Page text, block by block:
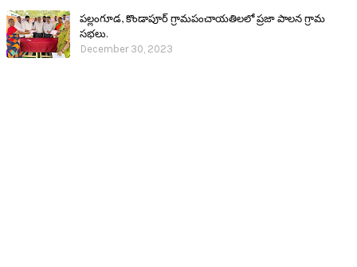
పల్లంగూడ, కొండాపూర్ గ్రామపంచాయతిలలో ప్రజా పాలన గ్రామ
సభలు.
December 30, 2023